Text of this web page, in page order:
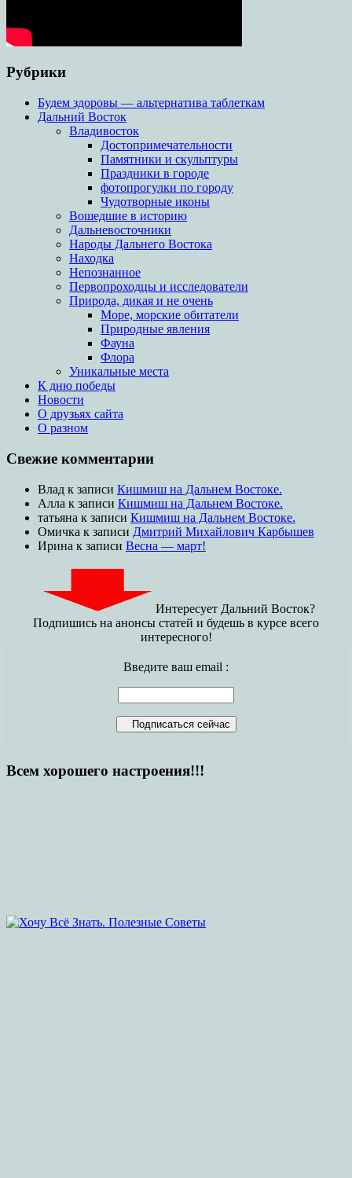
Рубрики
Будем здоровы — альтернатива таблеткам
Дальний Восток
Владивосток
Достопримечательности
Памятники и скульптуры
Праздники в городе
фотопрогулки по городу
Чудотворные иконы
Вошедшие в историю
Дальневосточники
Народы Дальнего Востока
Находка
Непознанное
Первопроходцы и исследователи
Природа, дикая и не очень
Море, морские обитатели
Природные явления
Фауна
Флора
Уникальные места
К дню победы
Новости
О друзьях сайта
О разном
Свежие комментарии
Влад к записи Кишмиш на Дальнем Востоке.
Алла к записи Кишмиш на Дальнем Востоке.
татьяна к записи Кишмиш на Дальнем Востоке.
Омичка к записи Дмитрий Михайлович Карбышев
Ирина к записи Весна — март!
Интересует Дальний Восток?
Подпишись на анонсы статей и будешь в курсе всего
интересного!
Введите ваш email :
Всем хорошего настроения!!!